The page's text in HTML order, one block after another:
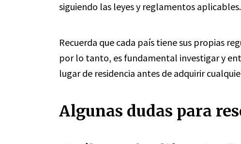
siguiendo las leyes y reglamentos aplicables.
Recuerda que cada país tiene sus propias
por lo tanto, es fundamental investigar y
lugar de residencia antes de adquirir
Algunas dudas para